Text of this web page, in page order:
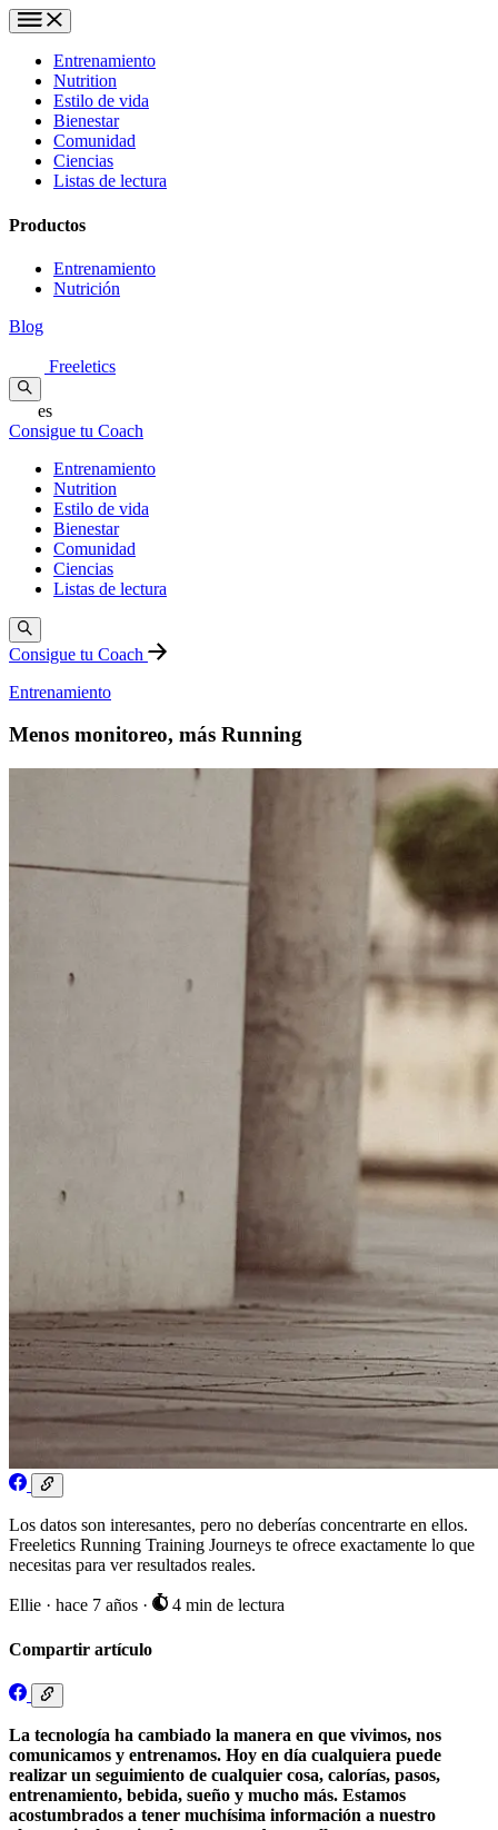
Entrenamiento
Nutrition
Estilo de vida
Bienestar
Comunidad
Ciencias
Listas de lectura
Productos
Entrenamiento
Nutrición
Blog
Freeletics
es
Consigue tu Coach
Entrenamiento
Nutrition
Estilo de vida
Bienestar
Comunidad
Ciencias
Listas de lectura
Consigue tu Coach
Entrenamiento
Menos monitoreo, más Running
Los datos son interesantes, pero no deberías concentrarte en ellos.
Freeletics Running Training Journeys te ofrece exactamente lo que
necesitas para ver resultados reales.
Ellie · hace 7 años · 4 min de lectura
Compartir artículo
La tecnología ha cambiado la manera en que vivimos, nos
comunicamos y entrenamos. Hoy en día cualquiera puede
realizar un seguimiento de cualquier cosa, calorías, pasos,
entrenamiento, bebida, sueño y mucho más. Estamos
acostumbrados a tener muchísima información a nuestro